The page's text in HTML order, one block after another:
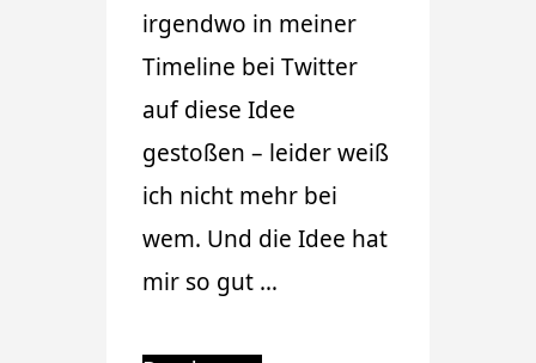
irgendwo in meiner
Timeline bei Twitter
auf diese Idee
gestoßen – leider weiß
ich nicht mehr bei
wem. Und die Idee hat
mir so gut …